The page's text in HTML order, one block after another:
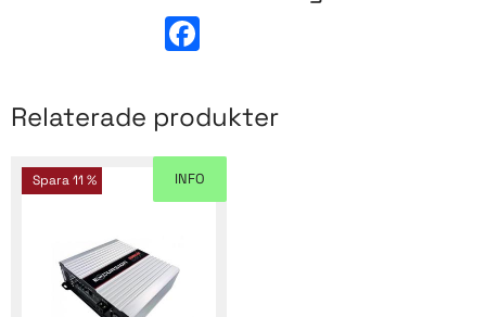
o
o
Relaterade produkter
Spara11 % INFO